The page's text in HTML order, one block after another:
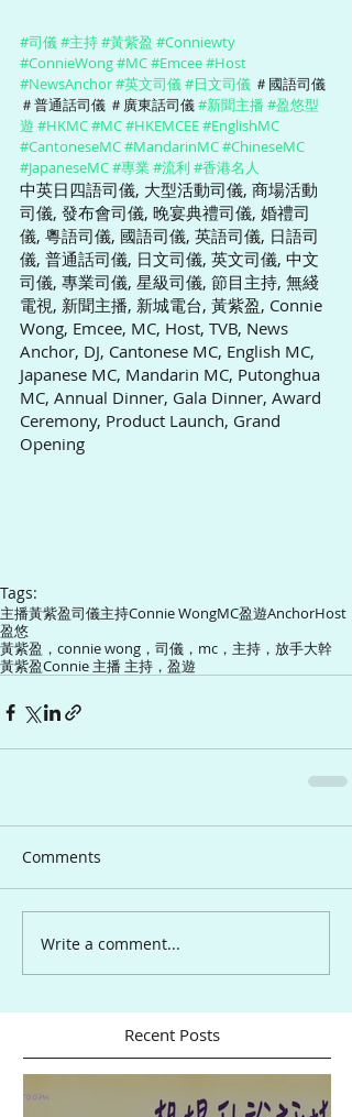
#司儀#主持#黃紫盈 #Conniewty
#ConnieWong#MC#Emcee#Host
#NewsAnchor#英文司儀#日文司儀 ＃國語司儀
＃普通話司儀 ＃廣東話司儀 #新聞主播 #盈悠型
遊 #HKMC#MC#HKEMCEE#EnglishMC
#CantoneseMC#MandarinMC#ChineseMC
#JapaneseMC#專業 #流利 #香港名人
中英日四語司儀, 大型活動司儀, 商場活動
司儀, 發布會司儀, 晚宴典禮司儀, 婚禮司
儀, 粵語司儀, 國語司儀, 英語司儀, 日語司
儀, 普通話司儀, 日文司儀, 英文司儀, 中文
司儀, 專業司儀, 星級司儀, 節目主持, 無綫
電視, 新聞主播, 新城電台, 黃紫盈, Connie
Wong, Emcee, MC, Host, TVB, News
Anchor, DJ, Cantonese MC, English MC,
Japanese MC, Mandarin MC, Putonghua
MC, Annual Dinner, Gala Dinner, Award
Ceremony, Product Launch, Grand
Opening
Tags:
主播黃紫盈司儀主持Connie WongMC盈遊AnchorHost
盈悠
黃紫盈，connie wong，司儀，mc，主持，放手大幹
黃紫盈Connie 主播 主持，盈遊
Comments
Write a comment...
Recent Posts